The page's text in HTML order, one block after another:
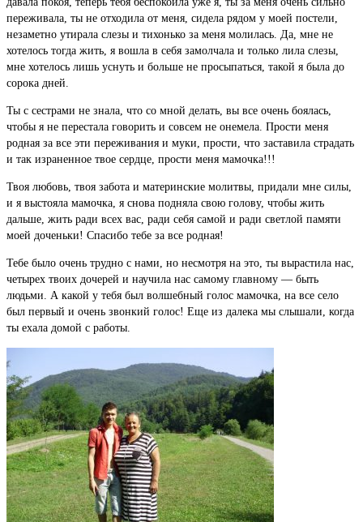
переживала, ты не отходила от меня, сидела рядом у моей постели,
незаметно утирала слезы и тихонько за меня молилась. Да, мне не
хотелось тогда жить, я вошла в себя замолчала и только лила слезы,
мне хотелось лишь уснуть и больше не просыпаться, такой я была до
сорока дней.
Ты с сестрами не знала, что со мной делать, вы все очень боялась,
чтобы я не перестала говорить и совсем не онемела. Прости меня
родная за все эти переживания и муки, прости, что заставила страдать
и так израненное твое сердце, прости меня мамочка!!!
Твоя любовь, твоя забота и материнские молитвы, придали мне силы,
и я выстояла мамочка, я снова подняла свою голову, чтобы жить
дальше, жить ради всех вас, ради себя самой и ради светлой памяти
моей доченьки! Спасибо тебе за все родная!
Тебе было очень трудно с нами, но несмотря на это, ты вырастила нас,
четырех твоих дочерей и научила нас самому главному — быть
людьми. А какой у тебя был волшебный голос мамочка, на все село
был первый и очень звонкий голос! Еще из далека мы слышали, когда
ты ехала домой с работы.